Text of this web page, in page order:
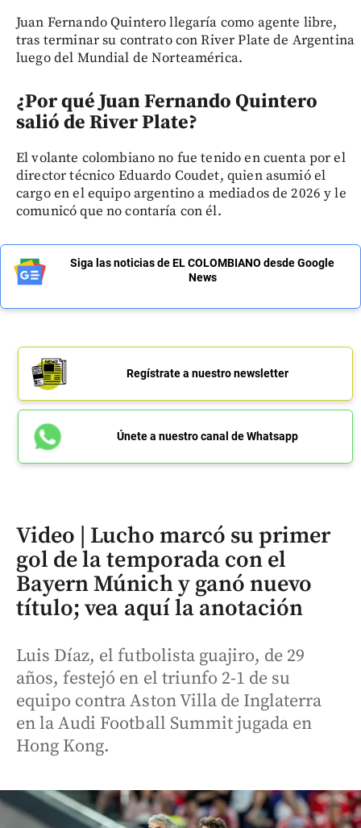
Juan Fernando Quintero llegaría como agente libre,
tras terminar su contrato con River Plate de Argentina
luego del Mundial de Norteamérica.
¿Por qué Juan Fernando Quintero
salió de River Plate?
El volante colombiano no fue tenido en cuenta por el
director técnico Eduardo Coudet, quien asumió el
cargo en el equipo argentino a mediados de 2026 y le
comunicó que no contaría con él.
Siga las noticias de EL COLOMBIANO desde Google
News
Regístrate a nuestro newsletter
Únete a nuestro canal de Whatsapp
Video | Lucho marcó su primer
gol de la temporada con el
Bayern Múnich y ganó nuevo
título; vea aquí la anotación
Luis Díaz, el futbolista guajiro, de 29
años, festejó en el triunfo 2-1 de su
equipo contra Aston Villa de Inglaterra
en la Audi Football Summit jugada en
Hong Kong.